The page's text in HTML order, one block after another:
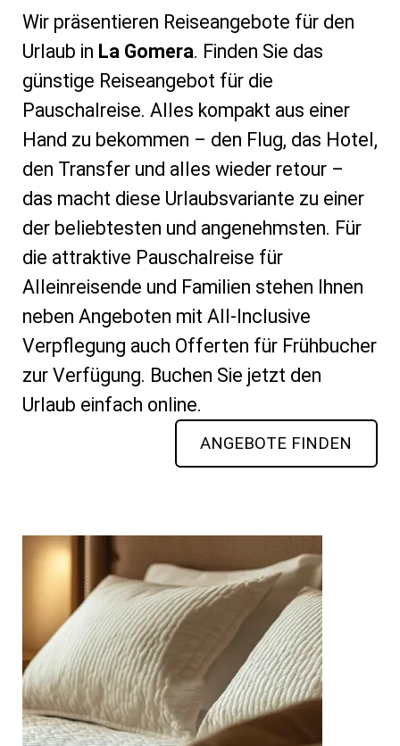
Wir präsentieren Reiseangebote für den
Urlaub in La Gomera. Finden Sie das
günstige Reiseangebot für die
Pauschalreise. Alles kompakt aus einer
Hand zu bekommen – den Flug, das Hotel,
den Transfer und alles wieder retour –
das macht diese Urlaubsvariante zu einer
der beliebtesten und angenehmsten. Für
die attraktive Pauschalreise für
Alleinreisende und Familien stehen Ihnen
neben Angeboten mit All-Inclusive
Verpflegung auch Offerten für Frühbucher
zur Verfügung. Buchen Sie jetzt den
Urlaub einfach online.
ANGEBOTE FINDEN